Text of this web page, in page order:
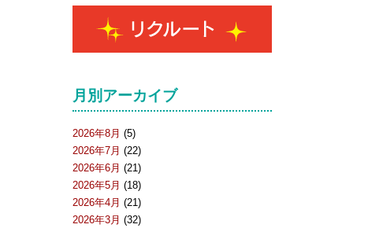
月別アーカイブ
2026年8月 (5)
2026年7月 (22)
2026年6月 (21)
2026年5月 (18)
2026年4月 (21)
2026年3月 (32)